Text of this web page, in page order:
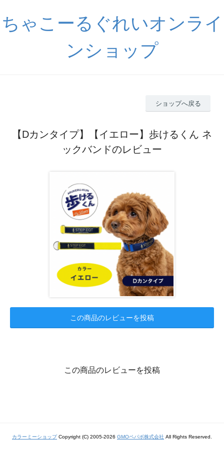
ちゃこーるぐれいオンライ
ンショップ
ショップへ戻る
【Dカンタイプ】【イエロー】歩けるくん ネ
ックバンドのレビュー
この商品のレビューを投稿
この商品のレビューを投稿
カラーミーショップCopyright (C) 2005-2026 GMOペパボ株式会社 All Rights Reserved.